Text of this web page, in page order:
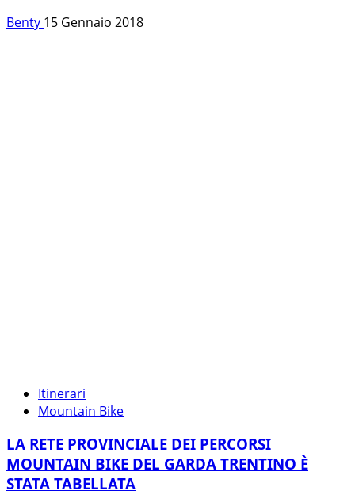
Benty 15 Gennaio 2018
Itinerari
Mountain Bike
LA RETE PROVINCIALE DEI PERCORSI
MOUNTAIN BIKE DEL GARDA TRENTINO È
STATA TABELLATA